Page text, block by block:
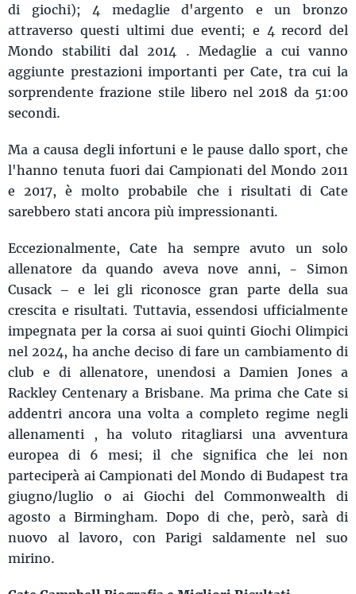
di giochi); 4 medaglie d'argento e un bronzo
attraverso questi ultimi due eventi; e 4 record del
Mondo stabiliti dal 2014 . Medaglie a cui vanno
aggiunte prestazioni importanti per Cate, tra cui la
sorprendente frazione stile libero nel 2018 da 51:00
secondi.
Ma a causa degli infortuni e le pause dallo sport, che
l'hanno tenuta fuori dai Campionati del Mondo 2011
e 2017, è molto probabile che i risultati di Cate
sarebbero stati ancora più impressionanti.
Eccezionalmente, Cate ha sempre avuto un solo
allenatore da quando aveva nove anni, - Simon
Cusack – e lei gli riconosce gran parte della sua
crescita e risultati. Tuttavia, essendosi ufficialmente
impegnata per la corsa ai suoi quinti Giochi Olimpici
nel 2024, ha anche deciso di fare un cambiamento di
club e di allenatore, unendosi a Damien Jones a
Rackley Centenary a Brisbane. Ma prima che Cate si
addentri ancora una volta a completo regime negli
allenamenti , ha voluto ritagliarsi una avventura
europea di 6 mesi; il che significa che lei non
parteciperà ai Campionati del Mondo di Budapest tra
giugno/luglio o ai Giochi del Commonwealth di
agosto a Birmingham. Dopo di che, però, sarà di
nuovo al lavoro, con Parigi saldamente nel suo
mirino.